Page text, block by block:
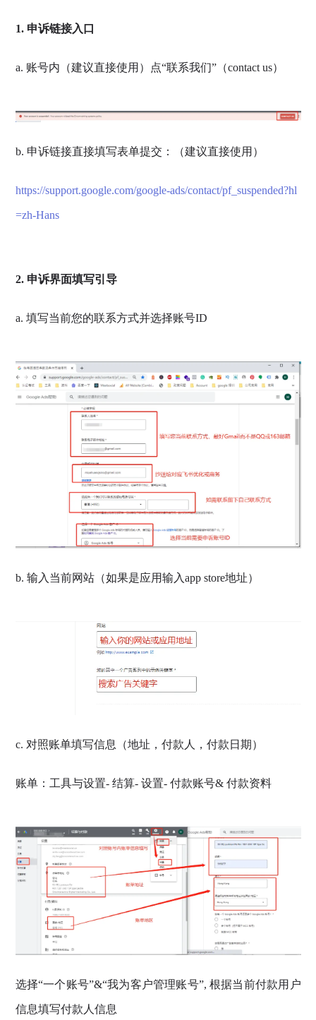
1. 申诉链接入口
a. 账号内（建议直接使用）点“联系我们”（contact us）
b. 申诉链接直接填写表单提交：（建议直接使用）
https://support.google.com/google-ads/contact/pf_suspended?hl
=zh-Hans
2. 申诉界面填写引导
a. 填写当前您的联系方式并选择账号ID
b. 输入当前网站（如果是应用输入app store地址）
c. 对照账单填写信息（地址，付款人，付款日期）
账单：工具与设置- 结算- 设置- 付款账号& 付款资料
选择“一个账号”&“我为客户管理账号”, 根据当前付款用户
信息填写付款人信息